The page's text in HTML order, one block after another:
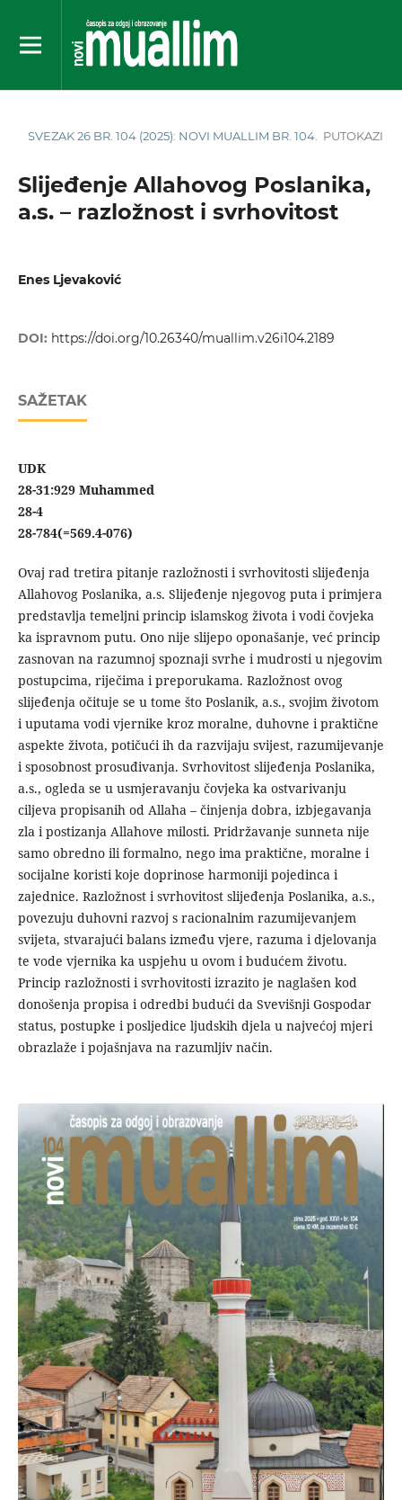
SVEZAK 26 BR. 104 (2025): NOVI MUALLIM BR. 104. PUTOKAZI
Slijeđenje Allahovog Poslanika,
a.s. – razložnost i svrhovitost
Enes Ljevaković
DOI: https://doi.org/10.26340/muallim.v26i104.2189
SAŽETAK
UDK
28-31:929 Muhammed
28-4
28-784(=569.4-076)
Ovaj rad tretira pitanje razložnosti i svrhovitosti slijeđenja
Allahovog Poslanika, a.s. Slijeđenje njegovog puta i primjera
predstavlja temeljni princip islamskog života i vodi čovjeka
ka ispravnom putu. Ono nije slijepo oponašanje, već princip
zasnovan na razumnoj spoznaji svrhe i mudrosti u njegovim
postupcima, riječima i preporukama. Razložnost ovog
slijeđenja očituje se u tome što Poslanik, a.s., svojim životom
i uputama vodi vjernike kroz moralne, duhovne i praktične
aspekte života, potičući ih da razvijaju svijest, razumijevanje
i sposobnost prosuđivanja. Svrhovitost slijeđenja Poslanika,
a.s., ogleda se u usmjeravanju čovjeka ka ostvarivanju
ciljeva propisanih od Allaha – činjenja dobra, izbjegavanja
zla i postizanja Allahove milosti. Pridržavanje sunneta nije
samo obredno ili formalno, nego ima praktične, moralne i
socijalne koristi koje doprinose harmoniji pojedinca i
zajednice. Razložnost i svrhovitost slijeđenja Poslanika, a.s.,
povezuju duhovni razvoj s racionalnim razumijevanjem
svijeta, stvarajući balans između vjere, razuma i djelovanja
te vode vjernika ka uspjehu u ovom i budućem životu.
Princip razložnosti i svrhovitosti izrazito je naglašen kod
donošenja propisa i odredbi budući da Svevišnji Gospodar
status, postupke i posljedice ljudskih djela u najvećoj mjeri
obrazlaže i pojašnjava na razumljiv način.